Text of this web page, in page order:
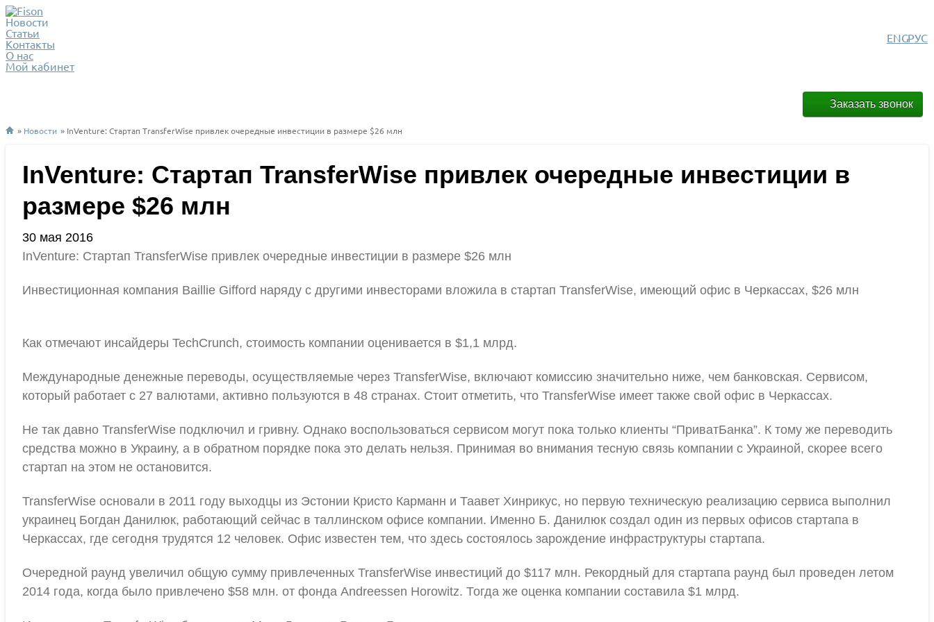
РУС
ENG
Новости
Статьи
Контакты
О нас
Мой кабинет
Заказать звонок
» Новости » InVenture: Стартап TransferWise привлек очередные инвестиции в размере $26 млн
InVenture: Стартап TransferWise привлек очередные инвестиции в
размере $26 млн
30 мая 2016
InVenture: Стартап TransferWise привлек очередные инвестиции в размере $26 млн
Инвестиционная компания Baillie Gifford наряду с другими инвесторами вложила в стартап TransferWise, имеющий офис в Черкассах, $26 млн
Как отмечают инсайдеры TechCrunch, стоимость компании оценивается в $1,1 млрд.
Международные денежные переводы, осуществляемые через TransferWise, включают комиссию значительно ниже, чем банковская. Сервисом,
который работает с 27 валютами, активно пользуются в 48 странах. Стоит отметить, что TransferWise имеет также свой офис в Черкассах.
Не так давно TransferWise подключил и гривну. Однако воспользоваться сервисом могут пока только клиенты “ПриватБанка”. К тому же переводить
средства можно в Украину, а в обратном порядке пока это делать нельзя. Принимая во внимания тесную связь компании с Украиной, скорее всего
стартап на этом не остановится.
TransferWise основали в 2011 году выходцы из Эстонии Кристо Карманн и Таавет Хинрикус, но первую техническую реализацию сервиса выполнил
украинец Богдан Данилюк, работающий сейчас в таллинском офисе компании. Именно Б. Данилюк создал один из первых офисов стартапа в
Черкассах, где сегодня трудятся 12 человек. Офис известен тем, что здесь состоялось зарождение инфраструктуры стартапа.
Очередной раунд увеличил общую сумму привлеченных TransferWise инвестиций до $117 млн. Рекордный для стартапа раунд был проведен летом
2014 года, когда было привлечено $58 млн. от фонда Andreessen Horowitz. Тогда же оценка компании составила $1 млрд.